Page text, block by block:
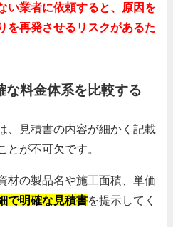
い業者に依頼すると、原因を
を再発させるリスクがあるた
な料金体系を比較する
、見積書の内容が細かく記載
とが不可欠です。
材の製品名や施工面積、単価
で明確な見積書を提示してく